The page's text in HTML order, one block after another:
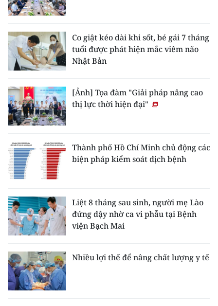
Co giật kéo dài khi sốt, bé gái 7 tháng
tuổi được phát hiện mắc viêm não
Nhật Bản
[Ảnh] Tọa đàm "Giải pháp nâng cao
thị lực thời hiện đại"
Thành phố Hồ Chí Minh chủ động các
biện pháp kiểm soát dịch bệnh
Liệt 8 tháng sau sinh, người mẹ Lào
đứng dậy nhờ ca vi phẫu tại Bệnh
viện Bạch Mai
Nhiều lợi thế để nâng chất lượng y tế